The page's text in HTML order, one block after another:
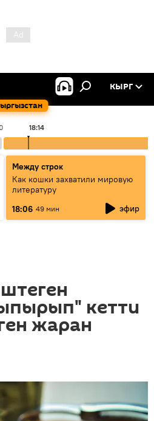
КЫРГ
18:14
Между строк
Как кошки захватили мировую
литературу
18:06 49 мин эфир
кетти
жаран